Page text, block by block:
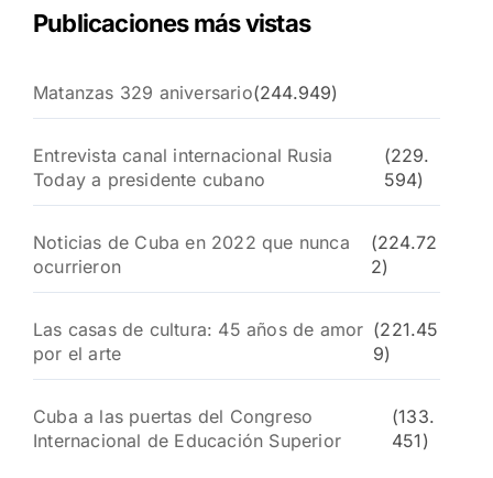
Publicaciones más vistas
Matanzas 329 aniversario(244.949)
Entrevista canal internacional Rusia
Today a presidente cubano
(229.
594)
Noticias de Cuba en 2022 que nunca
ocurrieron
(224.72
2)
Las casas de cultura: 45 años de amor
por el arte
(221.45
9)
Cuba a las puertas del Congreso
Internacional de Educación Superior
(133.
451)